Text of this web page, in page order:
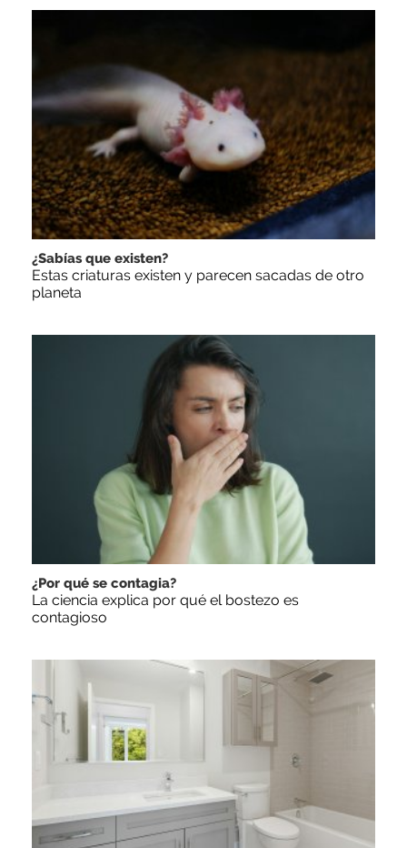
¿Sabías que existen?
Estas criaturas existen y parecen sacadas de otro
planeta
¿Por qué se contagia?
La ciencia explica por qué el bostezo es
contagioso